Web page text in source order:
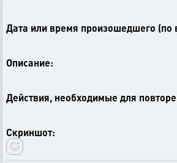
Дата или время произошедшего (по
Описание:
Действия, необходимые для
Скриншот: